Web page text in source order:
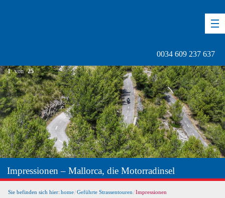
0034 609 237 637
Impressionen – Mallorca, die Motorradinsel
1 von 25
Sie befinden sich hier: home Geführte Strassentouren Impressionen